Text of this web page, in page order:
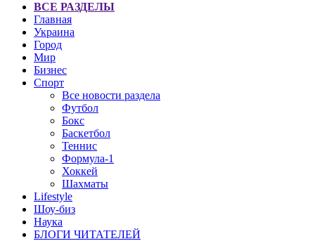
ВСЕ РАЗДЕЛЫ
Главная
Украина
Город
Мир
Бизнес
Спорт
Все новости раздела
Футбол
Бокс
Баскетбол
Теннис
Формула-1
Хоккей
Шахматы
Lifestyle
Шоу-биз
Наука
БЛОГИ ЧИТАТЕЛЕЙ